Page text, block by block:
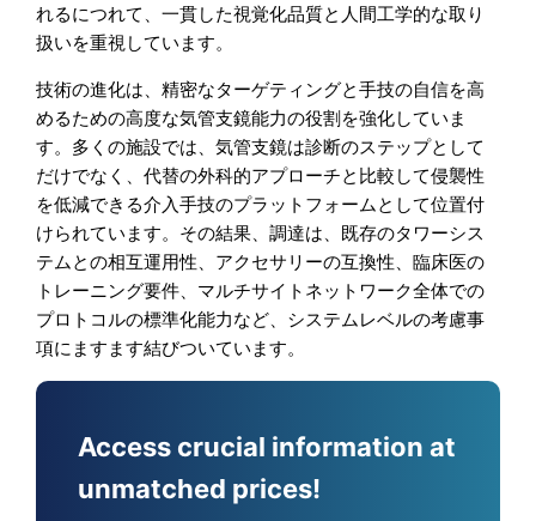
れるにつれて、一貫した視覚化品質と人間工学的な取り
扱いを重視しています。
技術の進化は、精密なターゲティングと手技の自信を高
めるための高度な気管支鏡能力の役割を強化していま
す。多くの施設では、気管支鏡は診断のステップとして
だけでなく、代替の外科的アプローチと比較して侵襲性
を低減できる介入手技のプラットフォームとして位置付
けられています。その結果、調達は、既存のタワーシス
テムとの相互運用性、アクセサリーの互換性、臨床医の
トレーニング要件、マルチサイトネットワーク全体での
プロトコルの標準化能力など、システムレベルの考慮事
項にますます結びついています。
Access crucial information at
unmatched prices!